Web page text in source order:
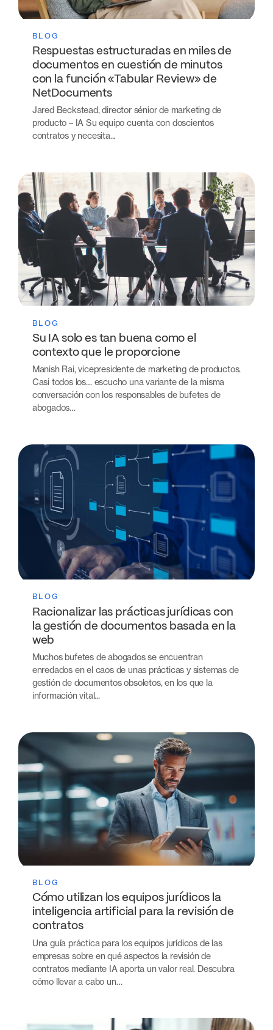
BLOG
Respuestas estructuradas en miles de
documentos en cuestión de minutos
con la función «Tabular Review» de
NetDocuments
Jared Beckstead, director sénior de marketing de
producto – IA Su equipo cuenta con doscientos
contratos y necesita...
BLOG
Su IA solo es tan buena como el
contexto que le proporcione
Manish Rai, vicepresidente de marketing de productos.
Casi todos los… escucho una variante de la misma
conversación con los responsables de bufetes de
abogados…
BLOG
Racionalizar las prácticas jurídicas con
la gestión de documentos basada en la
web
Muchos bufetes de abogados se encuentran
enredados en el caos de unas prácticas y sistemas de
gestión de documentos obsoletos, en los que la
información vital...
BLOG
Cómo utilizan los equipos jurídicos la
inteligencia artificial para la revisión de
contratos
Una guía práctica para los equipos jurídicos de las
empresas sobre en qué aspectos la revisión de
contratos mediante IA aporta un valor real. Descubra
cómo llevar a cabo un…